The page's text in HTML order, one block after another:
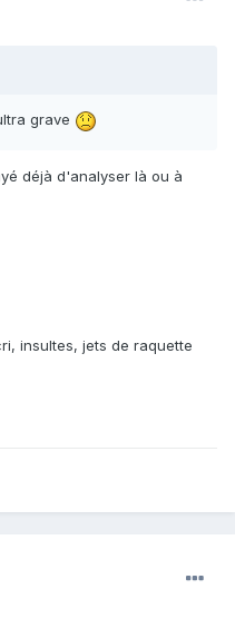
grave
déjà d'analyser là ou à
insultes, jets de raquette